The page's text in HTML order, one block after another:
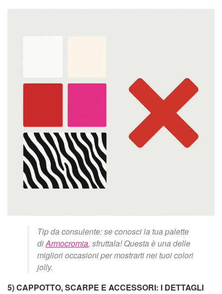
Tip da consulente: se conosci la tua palette
diArmocromia, sfruttala! Questa è una delle
migliori occasioni per mostrarti nei tuoi colori
jolly.
5) CAPPOTTO, SCARPE E ACCESSORI: I DETTAGLI